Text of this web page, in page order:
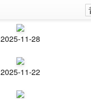
2025-11-28
2025-11-22